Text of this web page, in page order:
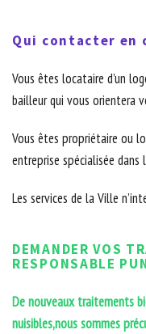
Qui contacter en
Vous êtes locataire d’un
bailleur qui vous orientera
Vous êtes propriétaire ou
entreprise spécialisée dans
Les services de la Ville
DEMANDER VOS
RESPONSABLE
De nouveaux traitements
nuisibles,nous sommes